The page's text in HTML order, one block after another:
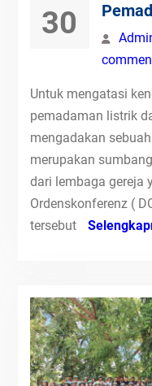
30
Untuk mengatasi
pemadaman listrik
mengadakan
merupakan
dari lembaga gereja
Ordenskonferenz (
tersebut